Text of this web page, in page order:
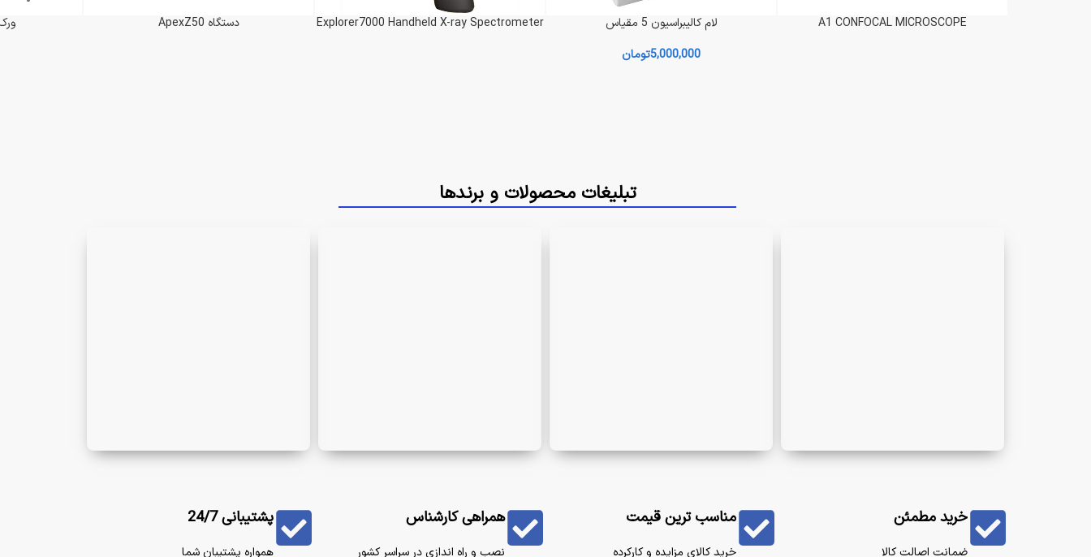
اطلاعات بیشتر ورک استیشن IVF آیما سیستم شناسایی بیومارکر Quanterix SR-X اطلاعات بیشتردستگاه MF2 MICROFORGE دستگاه PC100 PULLER
تبلیغات محصولات و برندها
خرید مطمئن
ضمانت اصالت کالا
مناسب ترین قیمت
خرید کالای مزایده و کارکرده
همراهی کارشناس
نصب و راه اندازی در سراسر کشور
پشتیبانی 24/7
همواره پشتیبان شما